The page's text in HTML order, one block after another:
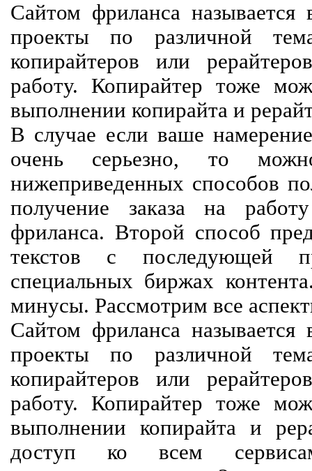
Сайтом фриланса называется
проекты по различной
копирайтеров или
работу. Копирайтер тоже
выполнении копирайта и
В случае если ваше
очень серьезно, то
нижеприведенных способов
получение заказа на
фриланса. Второй способ
текстов с последующей
специальных биржах
минусы. Рассмотрим все
Сайтом фриланса называется
проекты по различной
копирайтеров или
работу. Копирайтер тоже
выполнении копирайта и
доступ ко всем